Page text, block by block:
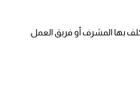
بها المشرف أو فريق العمل.